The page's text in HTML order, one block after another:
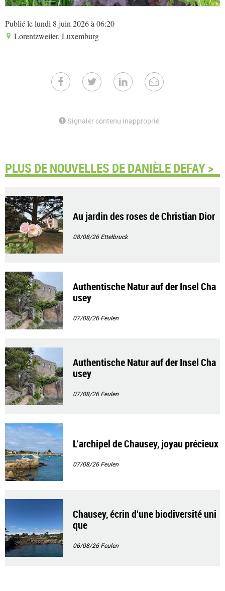
Publié le lundi 8 juin 2026 à 06:20
Lorentzweiler, Luxemburg
Signaler contenu inapproprié
PLUS DE NOUVELLES DE DANIÈLE DEFAY >
Au jardin des roses de Christian Dior
08/08/26Ettelbruck
Authentische Natur auf der Insel Cha
usey
07/08/26Feulen
Authentische Natur auf der Insel Cha
usey
07/08/26Feulen
L‘archipel de Chausey, joyau précieux
07/08/26Feulen
Chausey, écrin d‘une biodiversité uni
que
06/08/26Feulen